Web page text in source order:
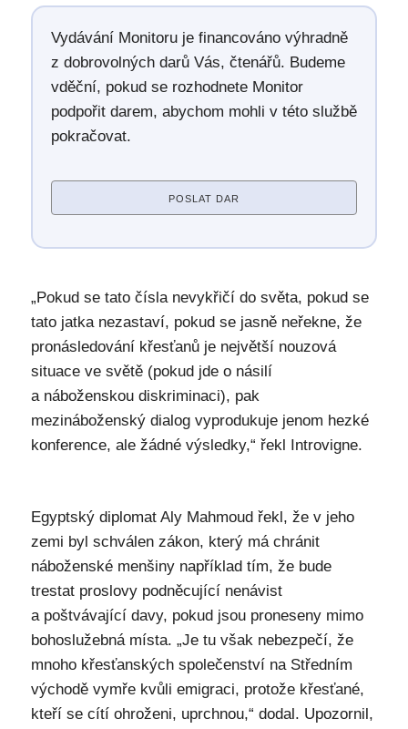
Vydávání Monitoru je financováno výhradně
z dobrovolných darů Vás, čtenářů. Budeme
vděční, pokud se rozhodnete Monitor
podpořit darem, abychom mohli v této službě
pokračovat.
POSLAT DAR
„Pokud se tato čísla nevykřičí do světa, pokud se
tato jatka nezastaví, pokud se jasně neřekne, že
pronásledování křesťanů je největší nouzová
situace ve světě (pokud jde o násilí
a náboženskou diskriminaci), pak
mezináboženský dialog vyprodukuje jenom hezké
konference, ale žádné výsledky,“ řekl Introvigne.
Egyptský diplomat Aly Mahmoud řekl, že v jeho
zemi byl schválen zákon, který má chránit
náboženské menšiny například tím, že bude
trestat proslovy podněcující nenávist
a poštvávající davy, pokud jsou proneseny mimo
bohoslužebná místa. „Je tu však nebezpečí, že
mnoho křesťanských společenství na Středním
východě vymře kvůli emigraci, protože křesťané,
kteří se cítí ohroženi, uprchnou,“ dodal. Upozornil,